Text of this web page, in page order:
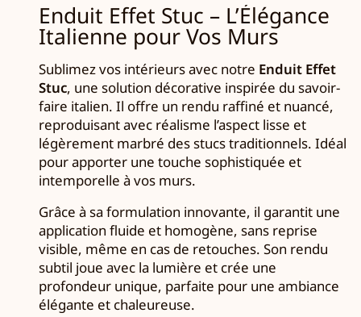
Enduit Effet Stuc – L’Élégance
Italienne pour Vos Murs
Sublimez vos intérieurs avec notre Enduit Effet
Stuc, une solution décorative inspirée du savoir-
faire italien. Il offre un rendu raffiné et nuancé,
reproduisant avec réalisme l’aspect lisse et
légèrement marbré des stucs traditionnels. Idéal
pour apporter une touche sophistiquée et
intemporelle à vos murs.
Grâce à sa formulation innovante, il garantit une
application fluide et homogène, sans reprise
visible, même en cas de retouches. Son rendu
subtil joue avec la lumière et crée une
profondeur unique, parfaite pour une ambiance
élégante et chaleureuse.